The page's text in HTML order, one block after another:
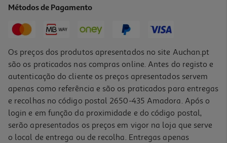
Métodos de Pagamento
Os preços dos produtos apresentados no site Auchan.pt
são os praticados nas compras online. Antes do registo e
autenticação do cliente os preços apresentados servem
apenas como referência e são os praticados para entregas
e recolhas no código postal 2650-435 Amadora. Após o
login e em função da proximidade e do código postal,
serão apresentados os preços em vigor na loja que serve
o local de entrega ou de recolha. Entregas apenas